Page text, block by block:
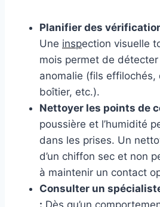
Planifier des
Une inspection visuelle
mois permet de
anomalie (fils
boîtier, etc.).
Nettoyer les points de
poussière et l’humidité
dans les prises. Un
d’un chiffon sec et non
à maintenir un contact
Consulter un
: Dès qu’un